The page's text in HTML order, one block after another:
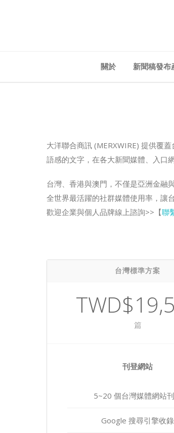
關於 新聞稿發布
大洋聯合商訊 (MERXWIRE) 提供覆
語感的文字，在各大新聞媒體、入口
台灣、香港與澳門，不僅是亞洲金融
全世界最活躍的社群媒體使用率，讓
歡迎企業與個人品牌線上諮詢>>【聯
台灣標準方案
篇
刊登網站
5~20 個台灣媒體網站
Google 搜尋引擎收錄